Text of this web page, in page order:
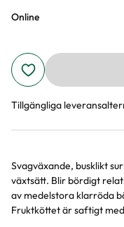
Online
Tillgängliga
Svagväxande, busklikt
växtsätt. Blir bördigt
av medelstora klarröda
Fruktköttet är saftigt